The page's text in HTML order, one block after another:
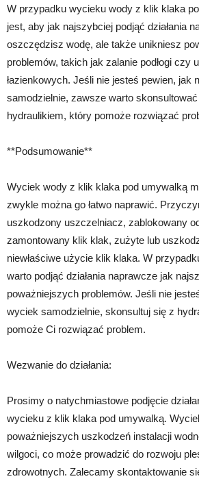
W przypadku wycieku wody z klik klaka
jest, aby jak najszybciej podjąć działania
oszczędzisz wodę, ale także unikniesz
problemów, takich jak zalanie podłogi czy
łazienkowych. Jeśli nie jesteś pewien, jak
samodzielnie, zawsze warto
hydraulikiem, który pomoże rozwiązać
**Podsumowanie**
Wyciek wody z klik klaka pod umywalką
zwykle można go łatwo naprawić.
uszkodzony uszczelniacz, zablokowany
zamontowany klik klak, zużyte lub
niewłaściwe użycie klik klaka. W
warto podjąć działania naprawcze jak
poważniejszych problemów. Jeśli nie
wyciek samodzielnie, skonsultuj się z
pomoże Ci rozwiązać problem.
Wezwanie do działania:
Prosimy o natychmiastowe podjęcie
wycieku z klik klaka pod umywalką.
poważniejszych uszkodzeń instalacji
wilgoci, co może prowadzić do rozwoju
zdrowotnych. Zalecamy skontaktowanie